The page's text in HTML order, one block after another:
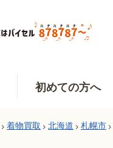
初めての方へ
> 着物買取 > 北海道 > 札幌市 >